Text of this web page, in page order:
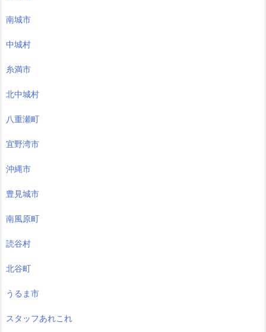
南城市
中城村
糸満市
北中城村
八重瀬町
宜野湾市
沖縄市
豊見城市
南風原町
読谷村
北谷町
うるま市
スタッフあれこれ